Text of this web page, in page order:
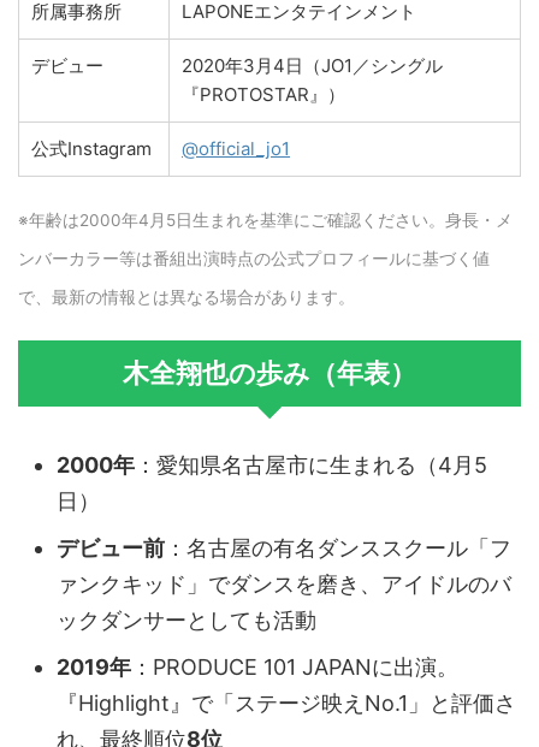
所属事務所 LAPONEエンタテインメント
デビュー
2020年3月4日（JO1／シングル
『PROTOSTAR』）
公式Instagram @official_jo1
※年齢は2000年4月5日生まれを基準にご確認ください。身長・メ
ンバーカラー等は番組出演時点の公式プロフィールに基づく値
で、最新の情報とは異なる場合があります。
木全翔也の歩み（年表）
2000年 ：愛知県名古屋市に生まれる（4月5
日）
デビュー前 ：名古屋の有名ダンススクール「フ
ァンクキッド」でダンスを磨き、アイドルのバ
ックダンサーとしても活動
2019年 ：PRODUCE 101 JAPANに出演。
『Highlight』で「ステージ映えNo.1」と評価さ
れ、最終順位8位